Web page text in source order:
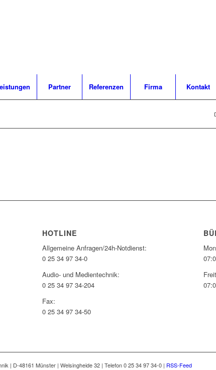
Partner Referenzen Firma Kontakt
HOTLINE
Allgemeine Anfragen/24h-Notdienst:
0 25 34 97 34-0
Audio- und Medientechnik:
0 25 34 97 34-204
Fax:
0 25 34 97 34-50
| D-48161 Münster | Welsingheide 32 | Telefon 0 25 34 97 34-0 | RSS-Feed